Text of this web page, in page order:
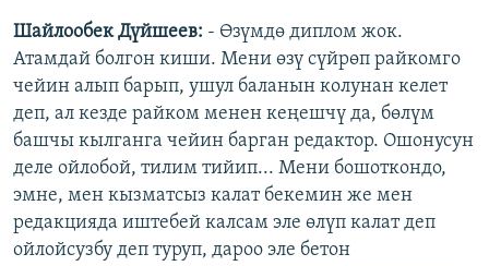
Шайлообек Дүйшеев: - Өзүмдө диплом жок.
Атамдай болгон киши. Мени өзү сүйрөп райкомго
чейин алып барып, ушул баланын колунан келет
деп, ал кезде райком менен кеңешчү да, бөлүм
башчы кылганга чейин барган редактор. Ошонусун
деле ойлобой, тилим тийип... Мени бошоткондо,
эмне, мен кызматсыз калат бекемин же мен
редакцияда иштебей калсам эле өлүп калат деп
ойлойсузбу деп туруп, дароо эле бетон